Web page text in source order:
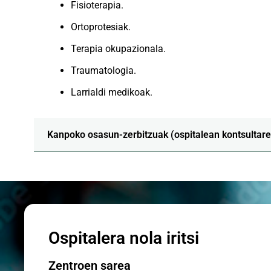
Fisioterapia.
Ortoprotesiak.
Terapia okupazionala.
Traumatologia.
Larrialdi medikoak.
Kanpoko osasun-zerbitzuak (ospitalean
Ospitalera nola iritsi
Zentroen sarea